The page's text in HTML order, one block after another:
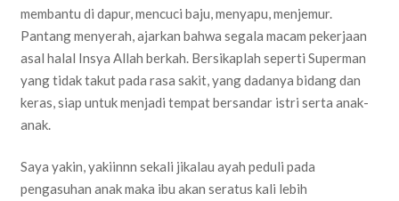
membantu di dapur, mencuci baju, menyapu, menjemur.
Pantang menyerah, ajarkan bahwa segala macam pekerjaan
asal halal Insya Allah berkah. Bersikaplah seperti Superman
yang tidak takut pada rasa sakit, yang dadanya bidang dan
keras, siap untuk menjadi tempat bersandar istri serta anak-
anak.
Saya yakin, yakiinnn sekali jikalau ayah peduli pada
pengasuhan anak maka ibu akan seratus kali lebih